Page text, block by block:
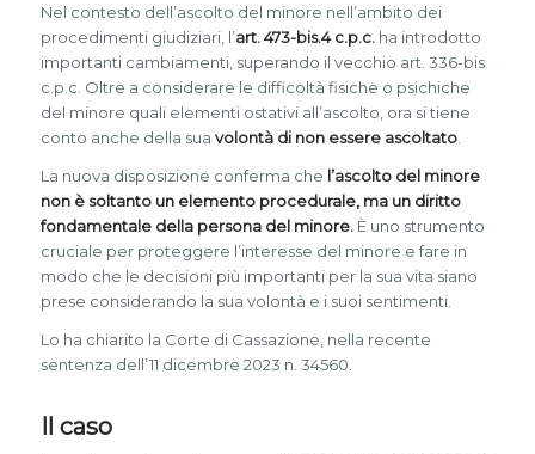
Nel contesto dell’ascolto del minore nell’ambito dei
procedimenti giudiziari, l’art. 473-bis.4 c.p.c.ha introdotto
importanti cambiamenti, superando il vecchio art. 336-bis
c.p.c. Oltre a considerare le difficoltà fisiche o psichiche
del minore quali elementi ostativi all’ascolto, ora si tiene
conto anche della sua volontà di non essere ascoltato.
La nuova disposizione conferma che l’ascolto del minore
non è soltanto un elemento procedurale, ma un diritto
fondamentale della persona del minore.È uno strumento
cruciale per proteggere l’interesse del minore e fare in
modo che le decisioni più importanti per la sua vita siano
prese considerando la sua volontà e i suoi sentimenti.
Lo ha chiarito la Corte di Cassazione, nella recente
sentenza dell’11 dicembre 2023 n. 34560.
Il caso